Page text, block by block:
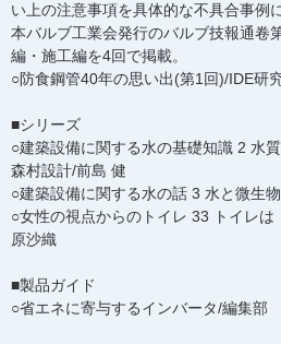
い上の注意事項を具体的な不具合事例
本バルブ工業会発行のバルブ技報通卷
編・施工編を4回で掲載。
○防食鋼管40年の思い出(第1回)/IDE研
■シリーズ
○建築設備に関する水の基礎知識 2 水
森村設計/前島 健
○建築設備に関する水の話 3 水と微生
○女性の視点からのトイレ 33 トイレ
原沙織
■製品ガイド
○省エネに寄与するインバータ/編集部